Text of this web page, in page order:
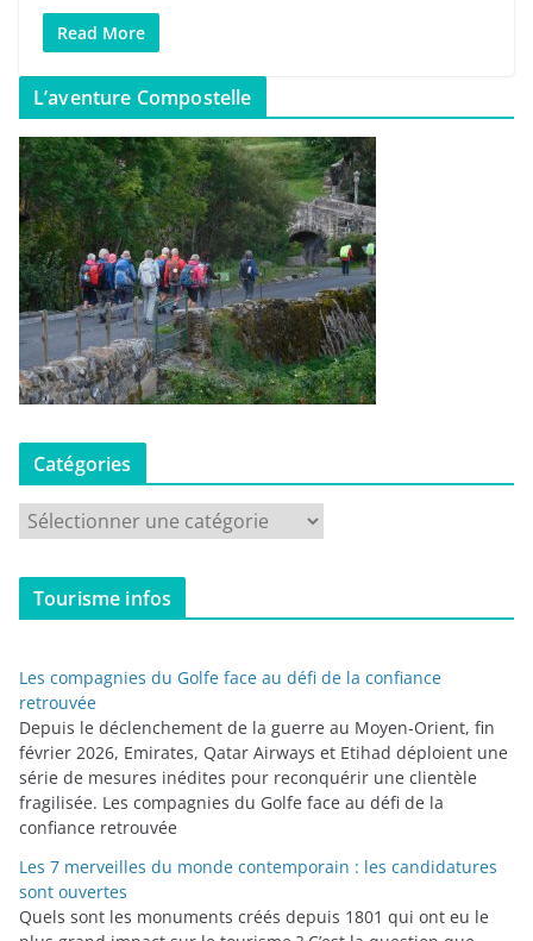
Read More
L’aventure Compostelle
Catégories
a
t
r
i
e
s
Tourisme infos
Les compagnies du Golfe face au défi de la confiance
retrouvée
Depuis le déclenchement de la guerre au Moyen-Orient, fin
février 2026, Emirates, Qatar Airways et Etihad déploient une
série de mesures inédites pour reconquérir une clientèle
fragilisée. Les compagnies du Golfe face au défi de la
confiance retrouvée
Les 7 merveilles du monde contemporain : les candidatures
sont ouvertes
Quels sont les monuments créés depuis 1801 qui ont eu le